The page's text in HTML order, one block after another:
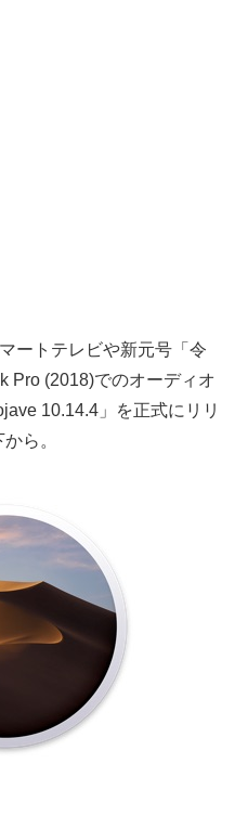
ートテレビや新元号「令
Pro (2018)でのオーディオ
10.14.4」を正式にリリ
ら。